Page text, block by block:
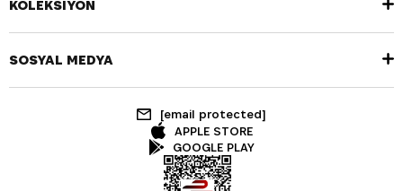
KOLEKSİYON
SOSYAL MEDYA
[email protected]
APPLE STORE
GOOGLE PLAY